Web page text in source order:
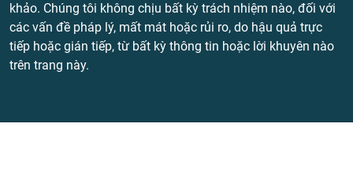
khảo. Chúng tôi không chịu bất kỳ trách nhiệm nào, đối với
các vấn đề pháp lý, mất mát hoặc rủi ro, do hậu quả trực
tiếp hoặc gián tiếp, từ bất kỳ thông tin hoặc lời khuyên nào
trên trang này.